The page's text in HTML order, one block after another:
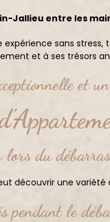
entre les mains
sans
et à ses trésors
et
du
découvrir une
pendant le